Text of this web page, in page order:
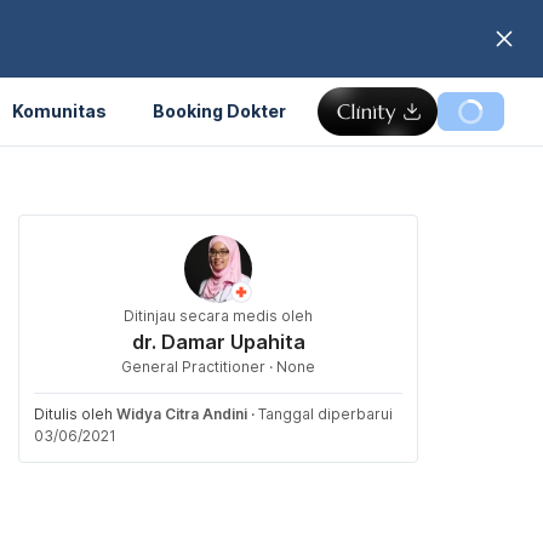
Komunitas Booking Dokter
Ditinjau secara medis oleh
dr. Damar Upahita
General Practitioner · None
Ditulis oleh Widya Citra Andini · Tanggal diperbarui
03/06/2021